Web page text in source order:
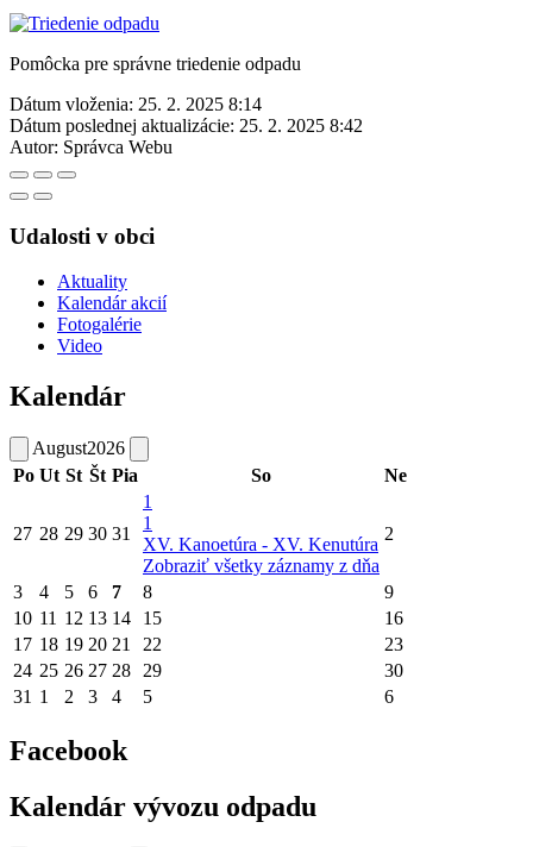
Pomôcka pre správne triedenie odpadu
Dátum vloženia: 25. 2. 2025 8:14
Dátum poslednej aktualizácie: 25. 2. 2025 8:42
Autor: Správca Webu
Udalosti v obci
Aktuality
Kalendár akcií
Fotogalérie
Video
Kalendár
August2026
Po Ut St Št Pia So Ne
27 28 29 30 31
1
1
XV. Kanoetúra - XV. Kenutúra
Zobraziť všetky záznamy z dňa
2
3 4 5 6 7 8
9
10 11 12 13 14 15
16
17 18 19 20 21 22
23
24 25 26 27 28 29
30
31 1 2 3 4 5 6
Facebook
Kalendár vývozu odpadu